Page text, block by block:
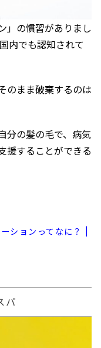
」の慣習がありまし
内でも認知されて
のまま破棄するのは
分の髪の毛で、病気
援することができる
ションってなに？ |
パ